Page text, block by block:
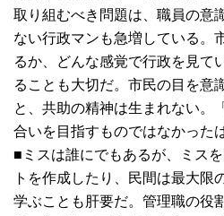
取り組むべき問題は、職員の意
ない行政マンも急増している。
るか、どんな感覚で行政を見て
ることも大切だ。市民の目を意
と、共助の精神は生まれない。
合いを目指すものではなかった
■ミスは誰にでもあるが、ミス
トを作成したり、民間は最大限
学ぶことも肝要だ。管理職の役